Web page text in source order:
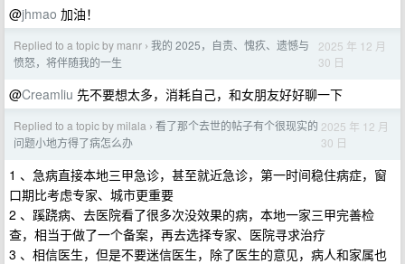
@jhmao 加油！
Replied to a topic by manr › 我的 2025，自责、愧疚、遗憾与
愤怒，将伴随我的一生
2025 年 12 月
30 日
@Creamliu 先不要想太多，消耗自己，和女朋友好好聊一下
Replied to a topic by milala › 看了那个去世的帖子有个很现实的
问题小地方得了病怎么办
2025 年 12 月
30 日
1 、急病直接本地三甲急诊，甚至就近急诊，第一时间稳住病症，窗
口期比考虑专家、城市更重要
2 、蹊跷病、去医院看了很多次没效果的病，本地一家三甲完善检
查，相当于做了一个备案，再去选择专家、医院寻求治疗
3 、相信医生，但是不要迷信医生，除了医生的意见，病人和家属也